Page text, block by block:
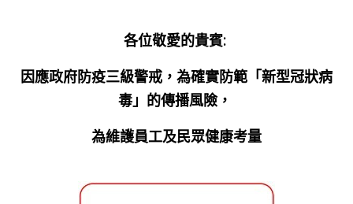
各位敬愛的貴賓:
因應政府防疫三級警戒，為確實防範「新型冠狀病
毒」的傳播風險，
為維護員工及民眾健康考量